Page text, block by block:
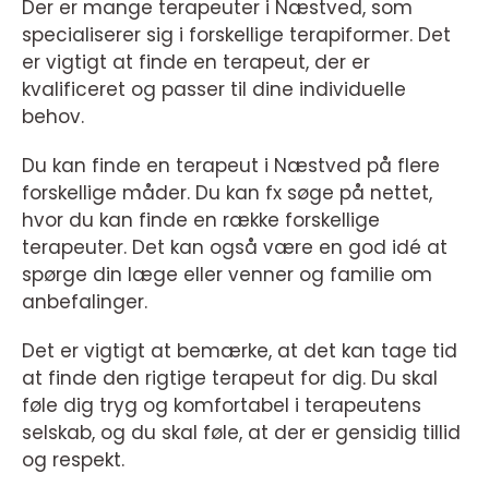
Der er mange terapeuter i Næstved, som
specialiserer sig i forskellige terapiformer. Det
er vigtigt at finde en terapeut, der er
kvalificeret og passer til dine individuelle
behov.
Du kan finde en terapeut i Næstved på flere
forskellige måder. Du kan fx søge på nettet,
hvor du kan finde en række forskellige
terapeuter. Det kan også være en god idé at
spørge din læge eller venner og familie om
anbefalinger.
Det er vigtigt at bemærke, at det kan tage tid
at finde den rigtige terapeut for dig. Du skal
føle dig tryg og komfortabel i terapeutens
selskab, og du skal føle, at der er gensidig tillid
og respekt.